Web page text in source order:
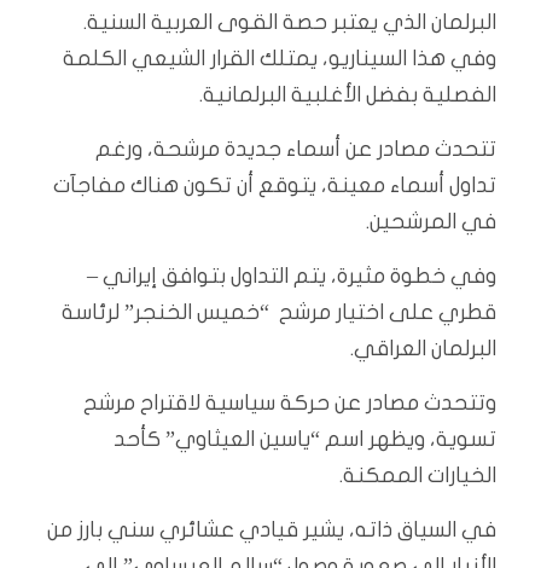
البرلمان الذي يعتبر حصة القوى العربية السنية.
وفي هذا السيناريو، يمتلك القرار الشيعي الكلمة
الفصلية بفضل الأغلبية البرلمانية.
تتحدث مصادر عن أسماء جديدة مرشحة، ورغم
تداول أسماء معينة، يتوقع أن تكون هناك مفاجآت
في المرشحين.
وفي خطوة مثيرة، يتم التداول بتوافق إيراني –
قطري على اختيار مرشح “خميس الخنجر” لرئاسة
البرلمان العراقي.
وتتحدث مصادر عن حركة سياسية لاقتراح مرشح
تسوية، ويظهر اسم “ياسين العيثاوي” كأحد
الخيارات الممكنة.
في السياق ذاته، يشير قيادي عشائري سني بارز من